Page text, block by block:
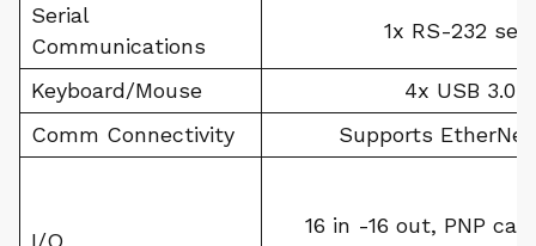
Serial
Communications
1x RS-232
Keyboard/Mouse
4x USB 3.0
Comm Connectivity
Supports
I/O
16 in -16 out, PNP